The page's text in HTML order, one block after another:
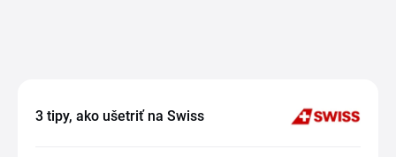
3 tipy, ako ušetriť na Swiss